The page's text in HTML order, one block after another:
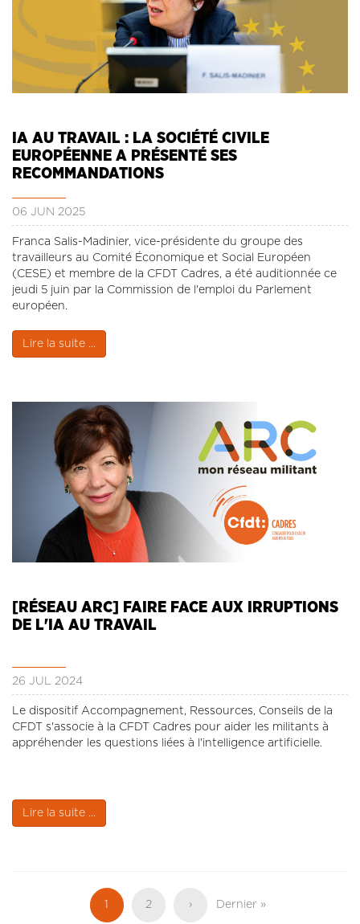
IA AU TRAVAIL : LA SOCIÉTÉ CIVILE
EUROPÉENNE A PRÉSENTÉ SES
RECOMMANDATIONS
06 JUN 2025
Franca Salis-Madinier, vice-présidente du groupe des
travailleurs au Comité Économique et Social Européen
(CESE) et membre de la CFDT Cadres, a été auditionnée ce
jeudi 5 juin par la Commission de l'emploi du Parlement
européen.
Lire la suite ...
[RÉSEAU ARC] FAIRE FACE AUX IRRUPTIONS
DE L'IA AU TRAVAIL
26 JUL 2024
Le dispositif Accompagnement, Ressources, Conseils de la
CFDT s'associe à la CFDT Cadres pour aider les militants à
appréhender les questions liées à l'intelligence artificielle.
Lire la suite ...
Page
actuelle
1 Page
2
Page
›
Dernière
Dernier »